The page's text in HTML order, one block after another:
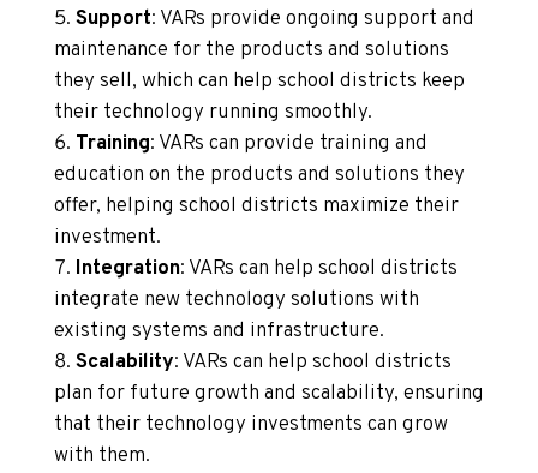
Support: VARs provide ongoing support and
maintenance for the products and solutions
they sell, which can help school districts keep
their technology running smoothly.
Training: VARs can provide training and
education on the products and solutions they
offer, helping school districts maximize their
investment.
Integration: VARs can help school districts
integrate new technology solutions with
existing systems and infrastructure.
Scalability: VARs can help school districts
plan for future growth and scalability, ensuring
that their technology investments can grow
with them.